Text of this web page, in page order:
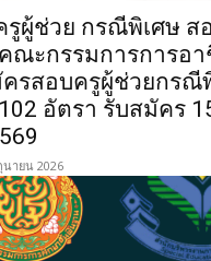
ผู้ช่วย กรณีพิเศษ ส
ณะกรรมการการอ
รสอบครูผู้ช่วยกรณี
อัตรา รับสมัคร
นายน 2026